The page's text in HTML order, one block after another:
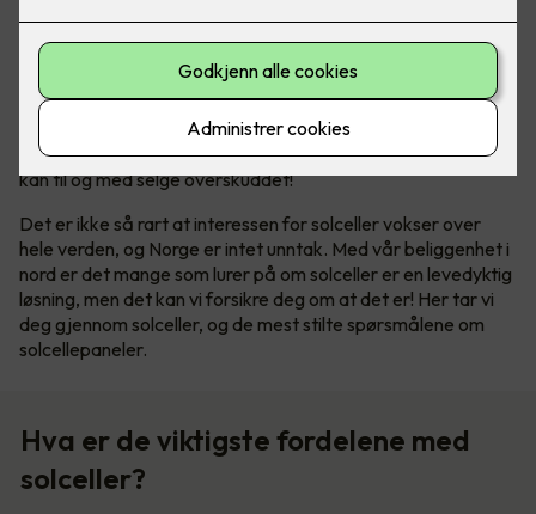
ypperlig for solcellepanel!
Bli din egen strømprodusent
Solenergi har blitt en stadig mer populær og bærekraftig
energikilde. Ikke bare produserer man sin egen energi, man
kan til og med selge overskuddet!
Det er ikke så rart at interessen for solceller vokser over
hele verden, og Norge er intet unntak. Med vår beliggenhet i
nord er det mange som lurer på om solceller er en levedyktig
løsning, men det kan vi forsikre deg om at det er! Her tar vi
deg gjennom solceller, og de mest stilte spørsmålene om
solcellepaneler.
Hva er de viktigste fordelene med
solceller?